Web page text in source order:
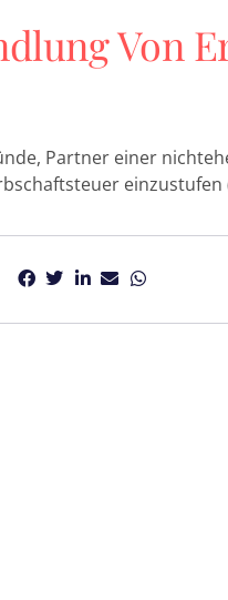
Von
Partner einer
einzustufen